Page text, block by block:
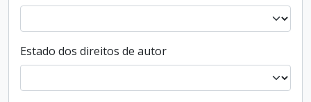
Estado dos direitos de autor